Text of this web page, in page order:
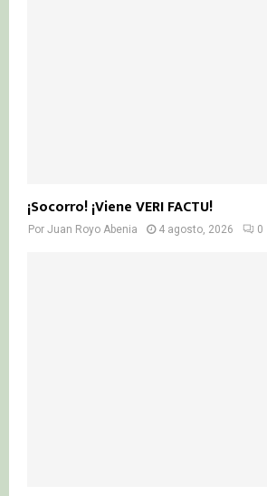
¡Socorro! ¡Viene VERI FACTU!
Por Juan Royo Abenia 4 agosto, 2026 0